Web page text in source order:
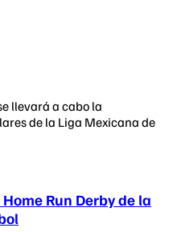
llevará a cabo la
de la Liga Mexicana de
Run Derby de la